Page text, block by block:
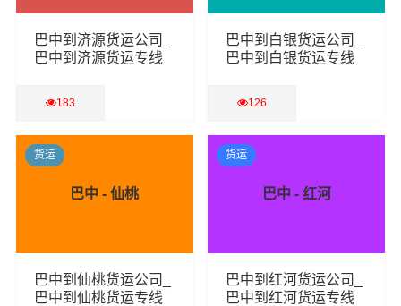
巴中到济源货运公司_
巴中到济源货运专线
183
查看详细
巴中到白银货运公司_
巴中到白银货运专线
126
查看详细
巴中 - 仙桃
巴中到仙桃货运公司_
巴中到仙桃货运专线
货运
巴中 - 红河
巴中到红河货运公司_
巴中到红河货运专线
货运